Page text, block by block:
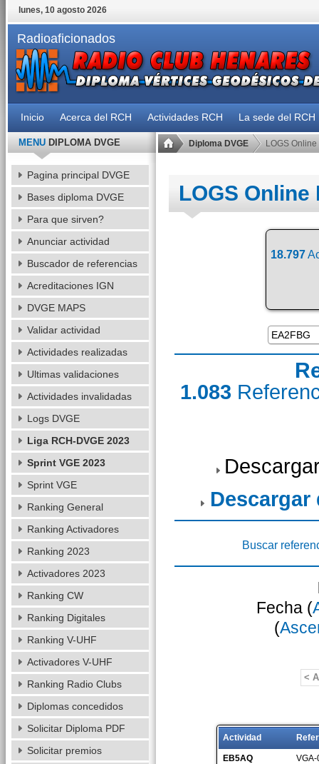
lunes, 10 agosto 2026
Radioaficionados
Inicio Acerca del RCH Actividades RCH La sede del RCH
Diploma DVGE LOGS Online
LOGS Online
18.797
1.083
Descargar
Buscar
Fecha (
(
<
Actividad
EB5AQ
MENUDIPLOMA DVGE
Pagina principal DVGE
Bases diploma DVGE
Para que sirven?
Anunciar actividad
Buscador de referencias
Acreditaciones IGN
DVGE MAPS
Validar actividad
Actividades realizadas
Ultimas validaciones
Actividades invalidadas
Logs DVGE
Liga RCH-DVGE 2023
Sprint VGE 2023
Sprint VGE
Ranking General
Ranking Activadores
Ranking 2023
Activadores 2023
Ranking CW
Ranking Digitales
Ranking V-UHF
Activadores V-UHF
Ranking Radio Clubs
Diplomas concedidos
Solicitar Diploma PDF
Solicitar premios